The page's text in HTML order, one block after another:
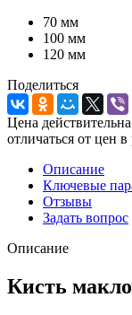
70 мм
100 мм
120 мм
Поделиться
Цена
отличаться от цен
Описание
Ключевые
Отзывы
Задать вопрос
Описание
Кисть